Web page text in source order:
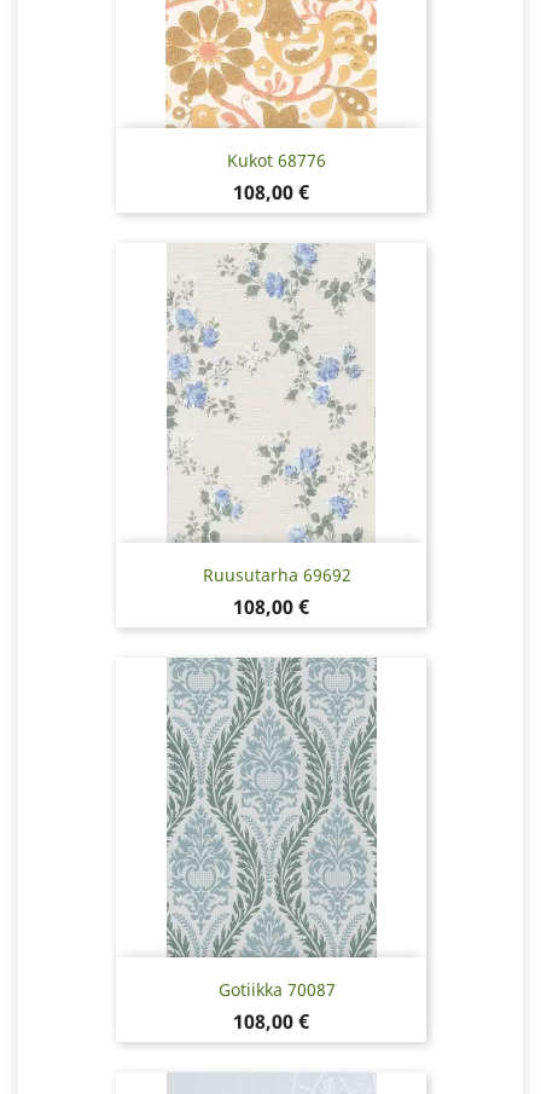
Kukot 68776
Hinta
108,00 €
Ruusutarha 69692
Hinta
108,00 €
Gotiikka 70087
Hinta
108,00 €